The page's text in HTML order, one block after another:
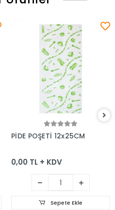
Sepete Ekle
PİDE POŞETİ 12x25CM
0,00 TL + KDV
Sepete Ekle